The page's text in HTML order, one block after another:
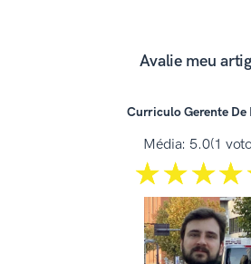
Avalie meu
Curriculo Gerente De
Média:5.0(1